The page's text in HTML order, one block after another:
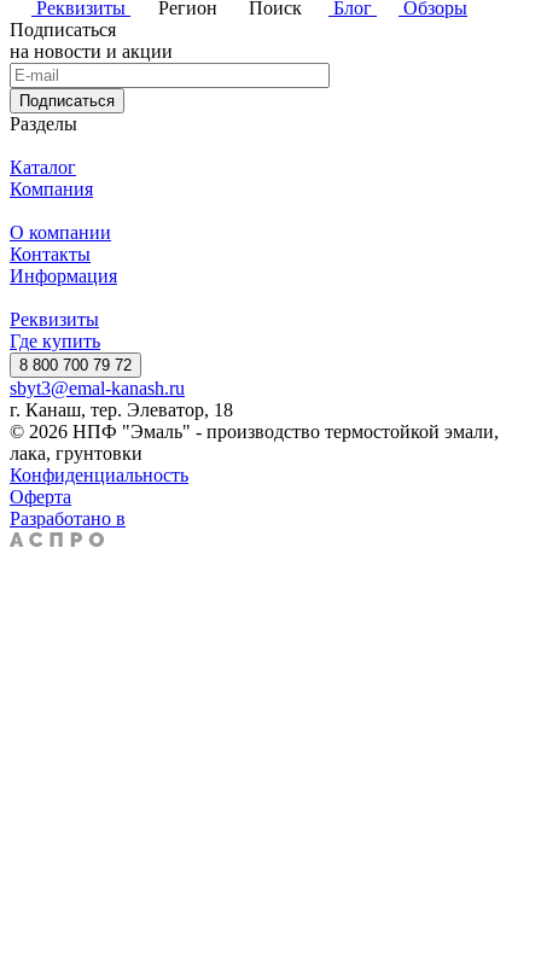
Реквизиты
Регион Поиск Блог
Обзоры
Подписаться
на новости и акции
Подписаться
Разделы
Каталог
Компания
О компании
Контакты
Информация
Реквизиты
Где купить
8 800 700 79 72
sbyt3@emal-kanash.ru
г. Канаш, тер. Элеватор, 18
© 2026 НПФ "Эмаль" - производство термостойкой эмали,
лака, грунтовки
Конфиденциальность
Оферта
Разработано в